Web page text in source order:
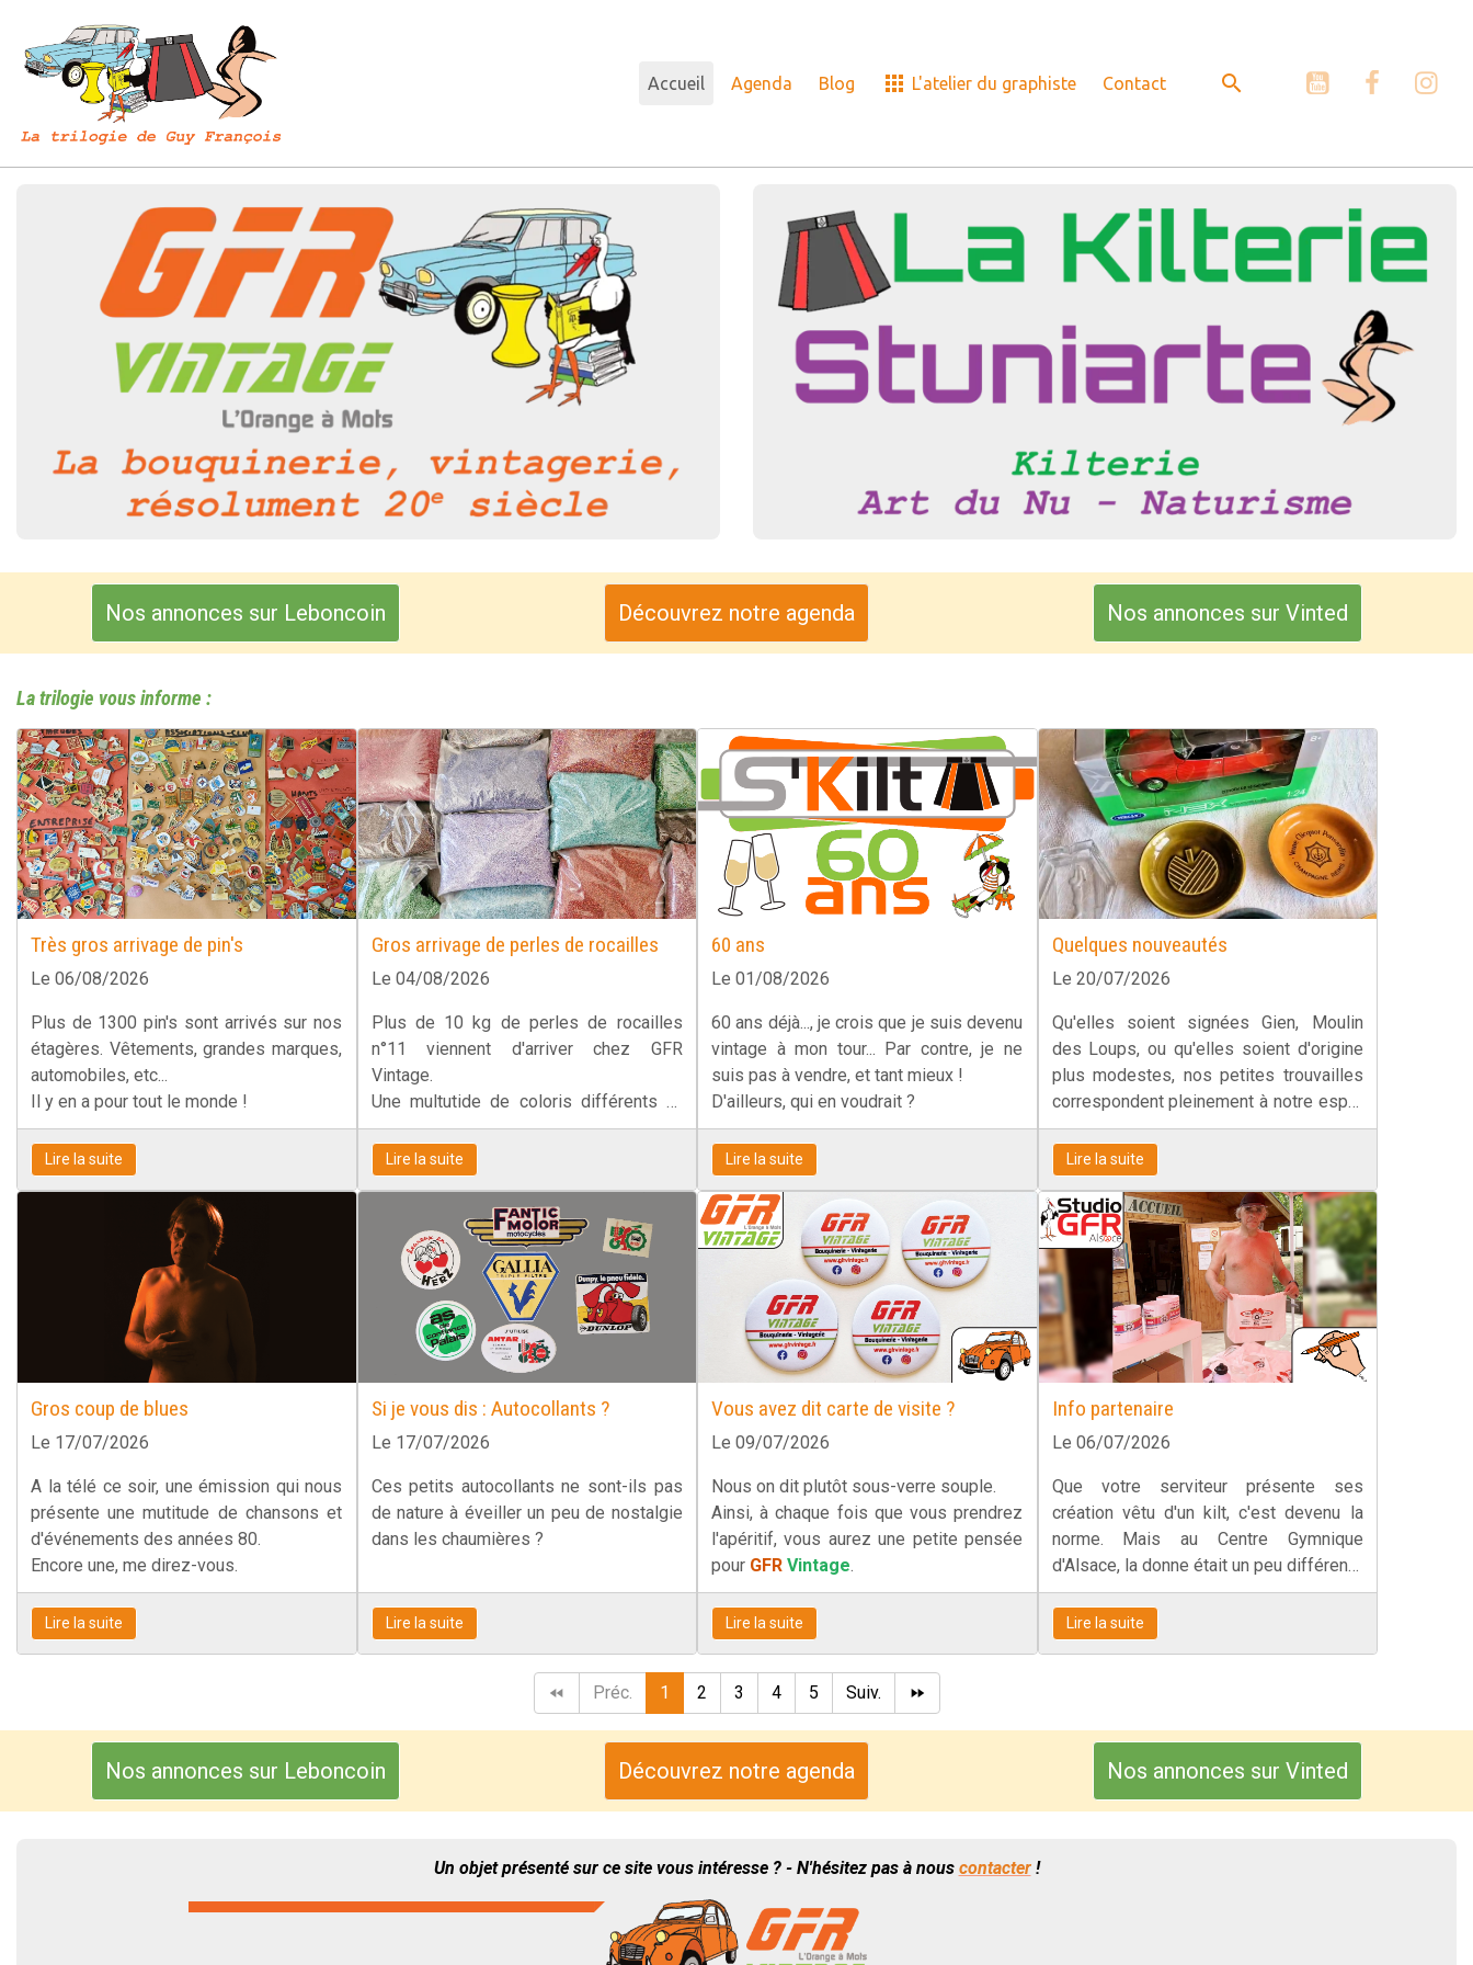
Accueil Agenda Blog L'atelier du graphiste Contact
Nos annonces sur Leboncoin Découvrez notre agenda Nos annonces sur Vinted
La trilogie vous informe :
Très gros arrivage de pin's
Le 06/08/2026
Plus de 1300 pin's sont arrivés sur nos
étagères. Vêtements, grandes marques,
automobiles, etc...
Il y en a pour tout le monde !
Lire la suite
Gros arrivage de perles de rocailles
Le 04/08/2026
Plus de 10 kg de perles de rocailles
n°11 viennent d'arriver chez GFR
Vintage.
Une multutide de coloris différents et
variés.
Lire la suite
60 ans
Le 01/08/2026
60 ans déjà..., je crois que je suis devenu
vintage à mon tour... Par contre, je ne
suis pas à vendre, et tant mieux !
D'ailleurs, qui en voudrait ?
Lire la suite
Quelques nouveautés
Le 20/07/2026
Qu'elles soient signées Gien, Moulin
des Loups, ou qu'elles soient d'origine
plus modestes, nos petites trouvailles
correspondent pleinement à notre esprit
délicieusement vintage.
Lire la suite
Gros coup de blues
Le 17/07/2026
A la télé ce soir, une émission qui nous
présente une mutitude de chansons et
d'événements des années 80.
Encore une, me direz-vous.
Lire la suite
Si je vous dis : Autocollants ?
Le 17/07/2026
Ces petits autocollants ne sont-ils pas
de nature à éveiller un peu de nostalgie
dans les chaumières ?
Lire la suite
Vous avez dit carte de visite ?
Le 09/07/2026
Nous on dit plutôt sous-verre souple.
Ainsi, à chaque fois que vous prendrez
l'apéritif, vous aurez une petite pensée
pour GFR Vintage.
Lire la suite
Info partenaire
Le 06/07/2026
Que votre serviteur présente ses
création vêtu d'un kilt, c'est devenu la
norme. Mais au Centre Gymnique
d'Alsace, la donne était un peu différente
!
Lire la suite
Préc. 1 2 3 4 5 Suiv.
Nos annonces sur Leboncoin Découvrez notre agenda Nos annonces sur Vinted
Un objet présenté sur ce site vous intéresse ? - N'hésitez pas à nous contacter !